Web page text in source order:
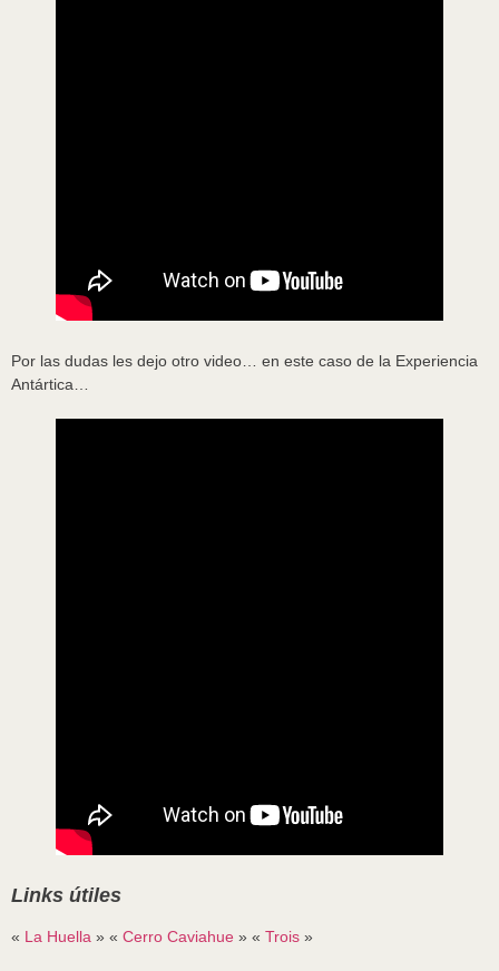
Por las dudas les dejo otro video… en este caso de la Experiencia
Antártica…
Links útiles
« La Huella » « Cerro Caviahue » « Trois »